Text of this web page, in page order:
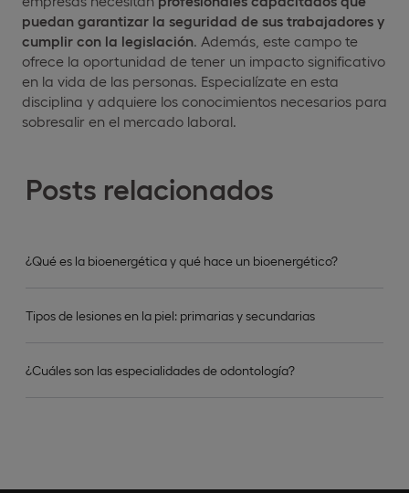
Posts relacionados
¿Qué es la bioenergética y qué hace un bioenergético?
Tipos de lesiones en la piel: primarias y secundarias
¿Cuáles son las especialidades de odontología?
puedan garantizar la seguridad de sus trabajadores y
cumplir con la legislación. Además, este campo te
ofrece la oportunidad de tener un impacto significativo
en la vida de las personas. Especialízate en esta
disciplina y adquiere los conocimientos necesarios para
sobresalir en el mercado laboral.